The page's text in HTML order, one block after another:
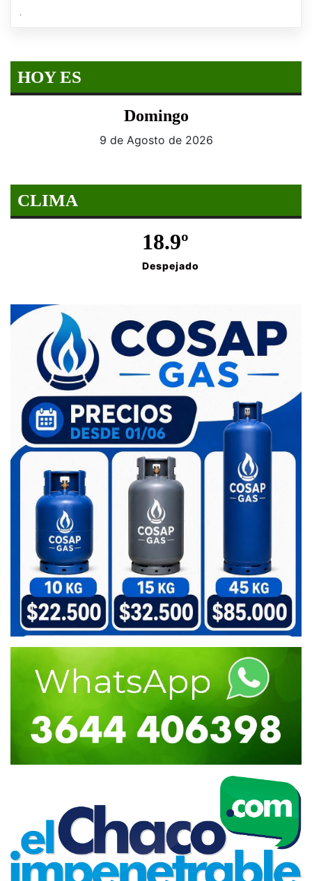
.
HOY ES
Domingo
9 de Agosto de 2026
CLIMA
18.9º
Despejado